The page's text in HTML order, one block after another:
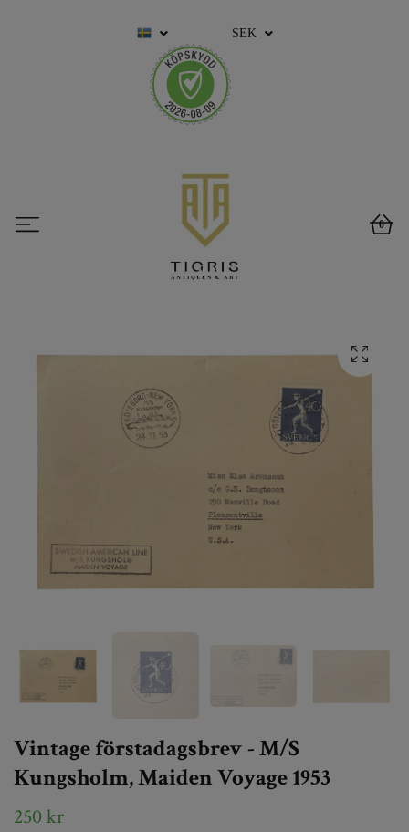
SEK
0
Vintage förstadagsbrev - M/S
Kungsholm, Maiden Voyage 1953
250 kr